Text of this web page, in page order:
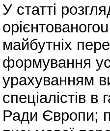
У статті
майбутніх
формування
урахуванням
спеціалістів
Ради Європи;